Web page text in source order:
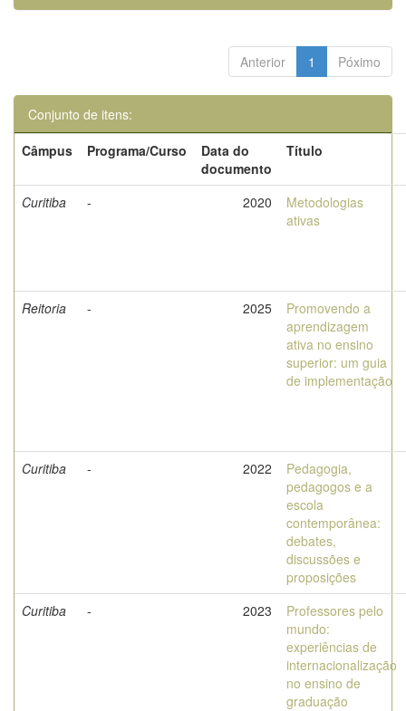
Anterior 1 Póximo
Conjunto de itens:
Câmpus
Programa/Curso
Data do
documento
Título
Curitiba - 2020
Metodologias
ativas
Reitoria - 2025
Promovendo a
aprendizagem
ativa no ensino
superior: um guia
de implementação
Curitiba - 2022
Pedagogia,
pedagogos e a
escola
contemporânea:
debates,
discussões e
proposições
Curitiba
- 2023
Professores pelo
mundo:
experiências de
internacionalização
no ensino de
graduação